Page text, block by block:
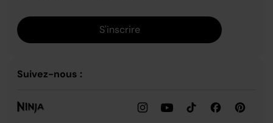
S'inscrire
Suivez-nous :